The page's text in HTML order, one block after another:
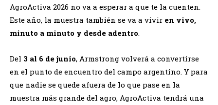
AgroActiva 2026 no va a esperar a que te la cuenten.
Este año, la muestra también se va a vivir en vivo,
minuto a minuto y desde adentro.
Del 3 al 6 de junio, Armstrong volverá a convertirse
en el punto de encuentro del campo argentino. Y para
que nadie se quede afuera de lo que pase en la
muestra más grande del agro, AgroActiva tendrá una